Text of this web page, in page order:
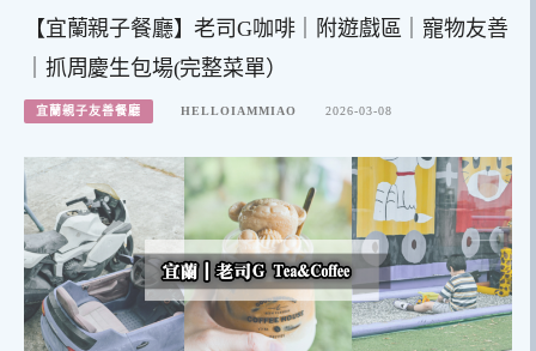
【宜蘭親子餐廳】老司G咖啡｜附遊戲區｜寵物友善
｜抓周慶生包場(完整菜單）
宜蘭親子友善餐廳 HELLOIAMMIAO 2026-03-08